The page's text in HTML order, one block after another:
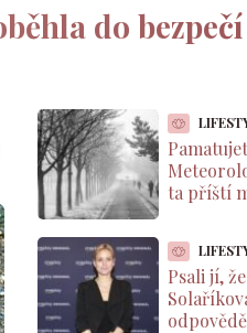
do
ta příští
Pacifiku
Psali jí,